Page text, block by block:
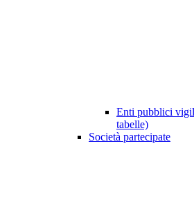
Enti pubblici
tabelle)
Società partecipate